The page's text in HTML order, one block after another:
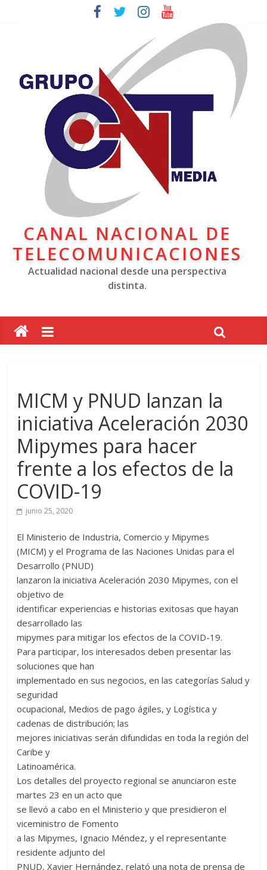
CANAL NACIONAL DE
TELECOMUNICACIONES
Actualidad nacional desde una perspectiva
distinta.
MICM y PNUD lanzan la
iniciativa Aceleración 2030
Mipymes para hacer
frente a los efectos de la
COVID-19
junio 25, 2020
El Ministerio de Industria, Comercio y Mipymes
(MICM) y el Programa de las Naciones Unidas para el
Desarrollo (PNUD)
lanzaron la iniciativa Aceleración 2030 Mipymes, con el
objetivo de
identificar experiencias e historias exitosas que hayan
desarrollado las
mipymes para mitigar los efectos de la COVID-19.
Para participar, los interesados deben presentar las
soluciones que han
implementado en sus negocios, en las categorías Salud y
seguridad
ocupacional, Medios de pago ágiles, y Logística y
cadenas de distribución; las
mejores iniciativas serán difundidas en toda la región del
Caribe y
Latinoamérica.
Los detalles del proyecto regional se anunciaron este
martes 23 en un acto que
se llevó a cabo en el Ministerio y que presidieron el
viceministro de Fomento
a las Mipymes, Ignacio Méndez, y el representante
residente adjunto del
PNUD, Xavier Hernández, relató una nota de prensa de